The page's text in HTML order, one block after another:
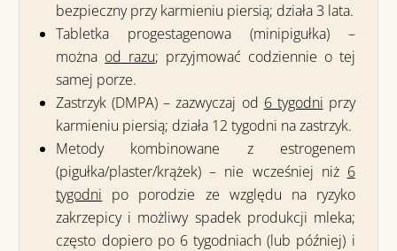
bezpieczny przy karmieniu piersią; działa3 lata.
Tabletka progestagenowa (minipigułka)–
można od razu; przyjmować codziennie o tej
samej porze.
Zastrzyk (DMPA) – zazwyczaj od 6 tygodni przy
karmieniu piersią; działa 12 tygodni na zastrzyk.
Metody kombinowane z estrogenem
(pigułka/plaster/krążek) – nie wcześniej niż 6
tygodni po porodzie ze względu na ryzyko
zakrzepicy i możliwy spadek produkcji mleka;
często dopiero po 6 tygodniach (lub później) i